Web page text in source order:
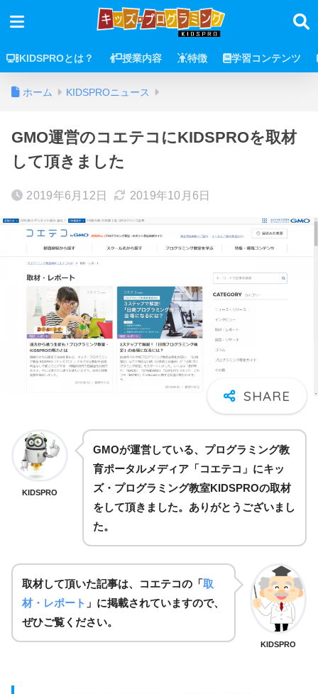
KIDSPROとは？ 授業内容 特徴 学習コンテンツ
ホーム KIDSPROニュース
GMO運営のコエテコにKIDSPROを取材
して頂きました
2019年6月12日 2019年10月6日
KIDSPRO
GMOが運営している、プログラミング教
育ポータルメディア「コエテコ」にキッ
ズ・プログラミング教室KIDSPROの取材
をして頂きました。ありがとうございまし
た。
取材して頂いた記事は、コエテコの「取
材・レポート 」に掲載されていますので、
ぜひご覧ください。
KIDSPRO